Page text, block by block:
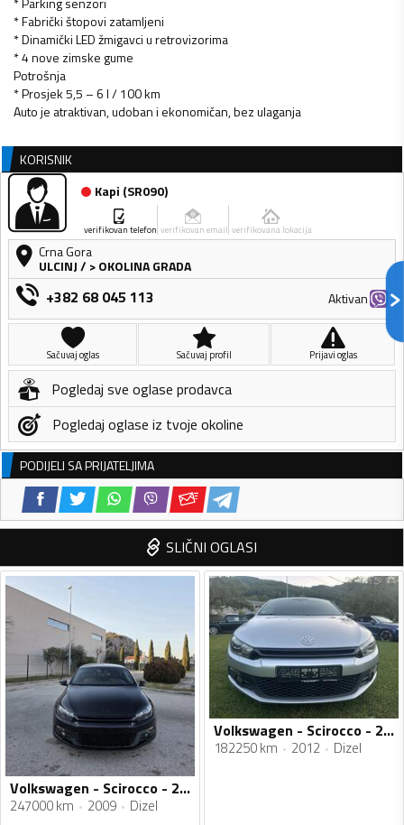
* Fabrički štopovi zatamljeni
* Dinamički LED žmigavci u retrovizorima
* 4 nove zimske gume
Potrošnja
* Prosjek 5,5 – 6 l / 100 km
Auto je atraktivan, udoban i ekonomičan, bez ulaganja
KORISNIK
Kapi (SR090)
verifikovan telefon verifikovan email verifikovana lokacija
Crna Gora
ULCINJ/ > OKOLINA GRADA
+382 68 045 113 Aktivan
Sačuvaj oglas Sačuvaj profil Prijavi oglas
Pogledaj sve oglase prodavca
Pogledaj oglase iz tvoje okoline
PODIJELI SA PRIJATELJIMA
SLIČNI OGLASI
Volkswagen - Scirocco - 2.0 TDI
247000 km 2009 Dizel
Volkswagen - Scirocco - 2.0TDI
182250 km 2012 Dizel